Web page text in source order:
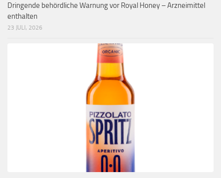
Dringende behördliche Warnung vor Royal Honey – Arzneimittel
enthalten
23 JULI, 2026